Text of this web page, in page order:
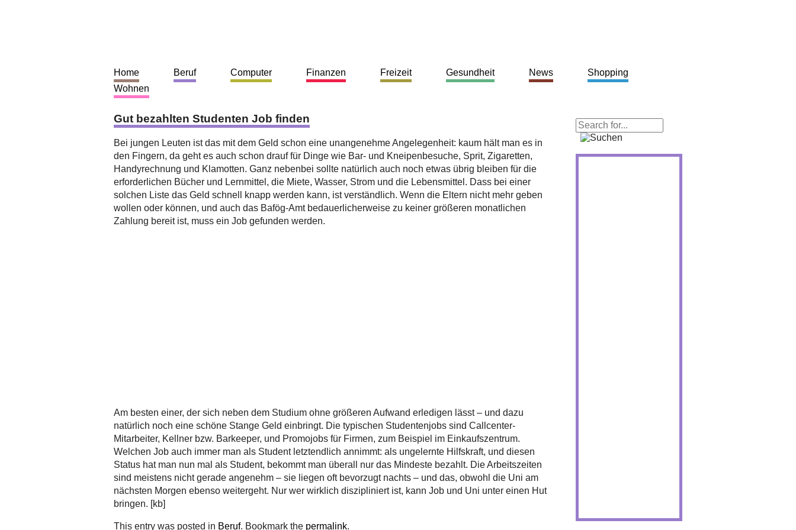
Gut bezahlten Studenten Job finden
Bei jungen Leuten ist das mit dem Geld schon eine unangenehme Angelegenheit: kaum hält man es in
den Fingern, da geht es auch schon drauf für Dinge wie Bar- und Kneipenbesuche, Sprit, Zigaretten,
Handyrechnung und Klamotten. Ganz nebenbei sollte natürlich auch noch etwas übrig bleiben für die
erforderlichen Bücher und Lernmittel, die Miete, Wasser, Strom und die Lebensmittel. Dass bei einer
solchen Liste das Geld schnell knapp werden kann, ist verständlich. Wenn die Eltern nicht mehr geben
wollen oder können, und auch das Bafög-Amt bedauerlicherweise zu keiner größeren monatlichen
Zahlung bereit ist, muss ein Job gefunden werden.
Am besten einer, der sich neben dem Studium ohne größeren Aufwand erledigen lässt – und dazu
natürlich noch eine schöne Stange Geld einbringt. Die typischen Studentenjobs sind Callcenter-
Mitarbeiter, Kellner bzw. Barkeeper, und Promojobs für Firmen, zum Beispiel im Einkaufszentrum.
Welchen Job auch immer man als Student letztendlich annimmt: als ungelernte Hilfskraft, und diesen
Status hat man nun mal als Student, bekommt man überall nur das Mindeste bezahlt. Die Arbeitszeiten
sind meistens nicht gerade angenehm – sie liegen oft bevorzugt nachts – und das, obwohl die Uni am
nächsten Morgen ebenso weitergeht. Nur wer wirklich diszipliniert ist, kann Job und Uni unter einen Hut
bringen. [kb]
This entry was posted in Beruf. Bookmark the permalink.
Home Beruf Computer Finanzen Freizeit Gesundheit News
Shopping
Wohnen